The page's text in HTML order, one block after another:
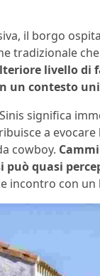
il borgo
tradizionale
livello di
un contesto
significa
a
cowboy.
quasi
incontro con un